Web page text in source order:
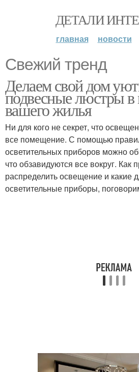
ДЕТАЛИ
главная новости
Свежий тренд
Делаем свой дом
подвесные люстры в
вашего жилья
Ни для кого не секрет, что
все помещение. С помощью
осветительных приборов можно
что обзавидуются все вокруг. Как
распределить освещение и какие
осветительные приборы,